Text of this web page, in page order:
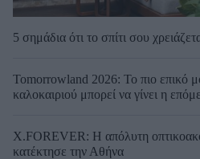
5 σημάδια ότι το σπίτι σου
Tomorrowland 2026: Το πιο επικό
καλοκαιριού μπορεί να γίνει η
X.FOREVER: Η απόλυτη
κατέκτησε την Αθήνα